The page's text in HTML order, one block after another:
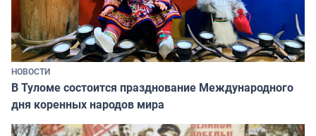
НОВОСТИ
В Туломе состоится празднование Международного
дня коренных народов мира